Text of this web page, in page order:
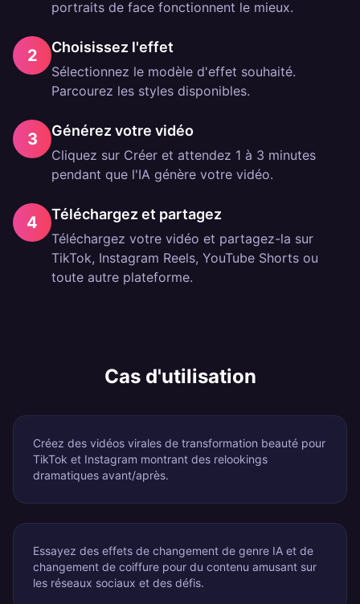
portraits de face fonctionnent le mieux.
2 Choisissez l'effet
Sélectionnez le modèle d'effet souhaité.
Parcourez les styles disponibles.
3 Générez votre vidéo
Cliquez sur Créer et attendez 1 à 3 minutes
pendant que l'IA génère votre vidéo.
4 Téléchargez et partagez
Téléchargez votre vidéo et partagez-la sur
TikTok, Instagram Reels, YouTube Shorts ou
toute autre plateforme.
Cas d'utilisation
Créez des vidéos virales de transformation beauté pour
TikTok et Instagram montrant des relookings
dramatiques avant/après.
Essayez des effets de changement de genre IA et de
changement de coiffure pour du contenu amusant sur
les réseaux sociaux et des défis.